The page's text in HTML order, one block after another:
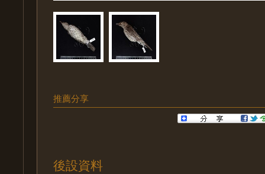
推薦分享
後設資料